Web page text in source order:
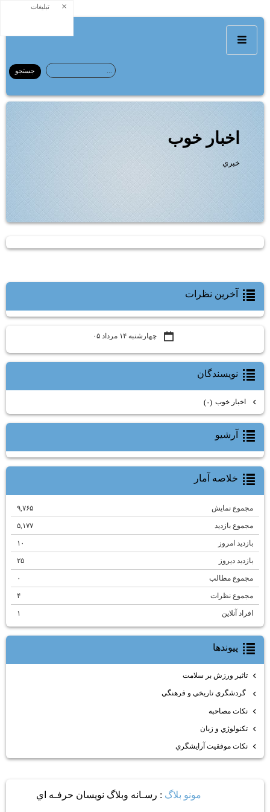
اخبار خوب
خبري
آخرين نظرات
چهارشنبه ۱۴ مرداد ۰۵
نويسندگان
اخبار خوب (۰)
آرشيو
خلاصه آمار
مجموع نمایش‌ ۹,۷۶۵
مجموع بازدید ۵,۱۷۷
بازدید امروز ۱۰
بازدید دیروز ۲۵
مجموع مطالب ۰
مجموع نظرات ۴
افراد آنلاین ۱
پيوندها
تاثير ورزش بر سلامت
گردشگري تاريخي و فرهنگي
نكات مصاحبه
تكنولوژي و زبان
نكات موفقيت آرايشگري
مونو بلاگ : رسـانه وبلاگ نويسان حرفـه اي
تبلیغات ×